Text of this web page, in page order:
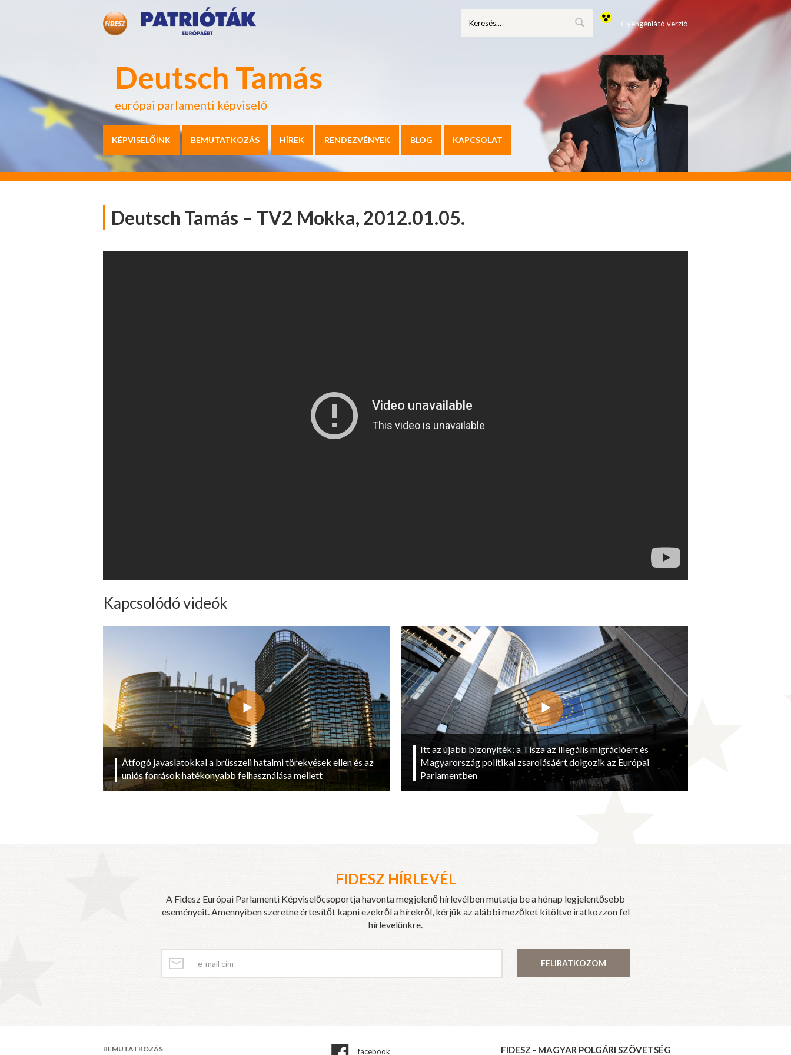
Deutsch Tamás
európai parlamenti képviselő
Gyengénlátó verzió
KÉPVISELŐINK BEMUTATKOZÁS HÍREK RENDEZVÉNYEK BLOG KAPCSOLAT
Deutsch Tamás – TV2 Mokka, 2012.01.05.
Kapcsolódó videók
Átfogó javaslatokkal a brüsszeli hatalmi törekvések ellen és az
uniós források hatékonyabb felhasználása mellett
Itt az újabb bizonyíték: a Tisza az illegális migrációért és
Magyarország politikai zsarolásáért dolgozik az Európai
Parlamentben
FIDESZ HÍRLEVÉL
A Fidesz Európai Parlamenti Képviselőcsoportja havonta megjelenő hírlevélben mutatja be a hónap legjelentősebb
eseményeit. Amennyiben szeretne értesítőt kapni ezekről a hírekről, kérjük az alábbi mezőket kitöltve iratkozzon fel
hírlevelünkre.
FELIRATKOZOM
BEMUTATKOZÁS facebook FIDESZ - MAGYAR POLGÁRI SZÖVETSÉG